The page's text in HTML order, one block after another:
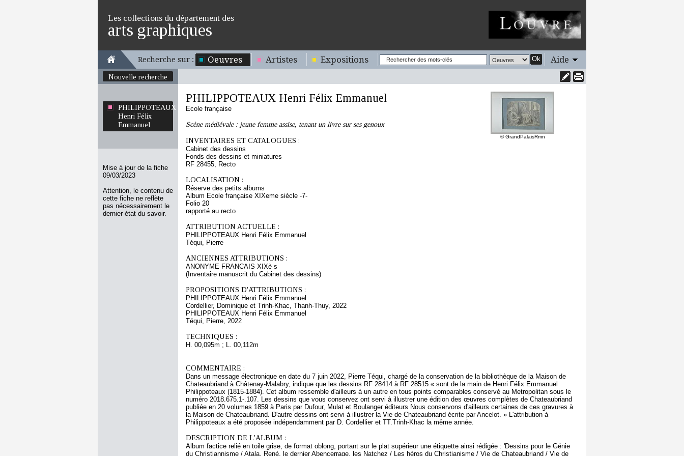
Les collections du département des
arts graphiques
Recherche sur : Oeuvres Artistes Expositions Ok Aide
Nouvelle recherche
PHILIPPOTEAUX
Henri Félix
Emmanuel
Mise à jour de la fiche
09/03/2023
Attention, le contenu de
cette fiche ne reflète
pas nécessairement le
dernier état du savoir.
© GrandPalaisRmn
PHILIPPOTEAUX Henri Félix Emmanuel
Ecole française
Scène médiévale : jeune femme assise, tenant un livre sur ses genoux
INVENTAIRES ET CATALOGUES :
Cabinet des dessins
Fonds des dessins et miniatures
RF 28455, Recto
LOCALISATION :
Réserve des petits albums
Album Ecole française XIXeme siècle -7-
Folio 20
rapporté au recto
ATTRIBUTION ACTUELLE :
PHILIPPOTEAUX Henri Félix Emmanuel
Téqui, Pierre
ANCIENNES ATTRIBUTIONS :
ANONYME FRANCAIS XIXè s
(Inventaire manuscrit du Cabinet des dessins)
PROPOSITIONS D'ATTRIBUTIONS :
PHILIPPOTEAUX Henri Félix Emmanuel
Cordellier, Dominique et Trinh-Khac, Thanh-Thuy, 2022
PHILIPPOTEAUX Henri Félix Emmanuel
Téqui, Pierre, 2022
TECHNIQUES :
H. 00,095m ; L. 00,112m
COMMENTAIRE :
Dans un message électronique en date du 7 juin 2022, Pierre Téqui, chargé de la conservation de la bibliothèque de la Maison de
Chateaubriand à Châtenay-Malabry, indique que les dessins RF 28414 à RF 28515 « sont de la main de Henri Félix Emmanuel
Philippoteaux (1815-1884). Cet album ressemble d'ailleurs à un autre en tous points comparables conservé au Metropolitan sous le
numéro 2018.675.1-.107. Les dessins que vous conservez ont servi à illustrer une édition des œuvres complètes de Chateaubriand
publiée en 20 volumes 1859 à Paris par Dufour, Mulat et Boulanger éditeurs Nous conservons d'ailleurs certaines de ces gravures à
la Maison de Chateaubriand. D'autre dessins ont servi à illustrer la Vie de Chateaubriand écrite par Ancelot. » L'attribution à
Philippoteaux a été proposée indépendamment par D. Cordellier et TT.Trinh-Khac la même année.
DESCRIPTION DE L'ALBUM :
Album factice relié en toile grise, de format oblong, portant sur le plat supérieur une étiquette ainsi rédigée : 'Dessins pour le Génie
du Christiannisme / Atala, René, le dernier Abencerrage, les Natchez / Les héros du Christianisme / Vie de Chateaubriand / Vie de